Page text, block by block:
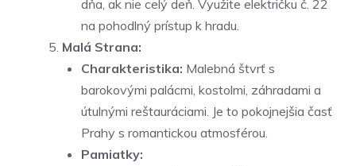
dňa, ak nie celý deň. Využite električku č. 22
na pohodlný prístup k hradu.
Malá Strana:
Charakteristika: Malebná štvrť s
barokovými palácmi, kostolmi, záhradami a
útulnými reštauráciami. Je to pokojnejšia časť
Prahy s romantickou atmosférou.
Pamiatky: